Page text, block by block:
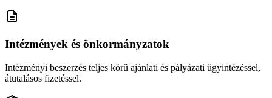
Intézmények és önkormányzatok
Intézményi beszerzés teljes körű ajánlati és pályázati ügyintézéssel,
átutalásos fizetéssel.